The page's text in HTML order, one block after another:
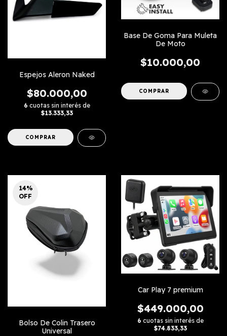
Espejos Aleron Naked
$80.000,00
6 cuotas sin interés de
$13.333,33
Base De Goma Para Muleta
De Moto
$10.000,00
14%
OFF
Bolso De Colin Trasero
Universal
Car Play 7 premium
$449.000,00
6 cuotas sin interés de
$74.833,33